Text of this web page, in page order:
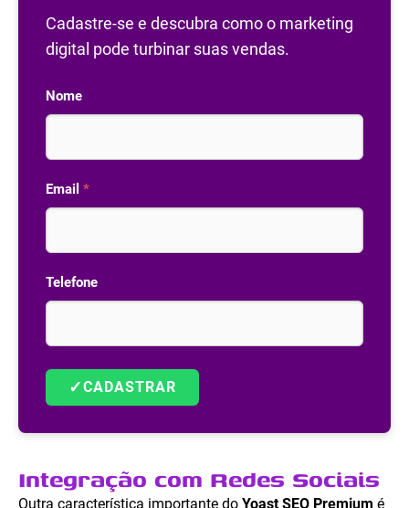
Cadastre-se e descubra como o marketing
digital pode turbinar suas vendas.
Nome
Email *
Telefone
✓CADASTRAR
Integração com Redes Sociais
Outra característica importante do Yoast SEO Premium é